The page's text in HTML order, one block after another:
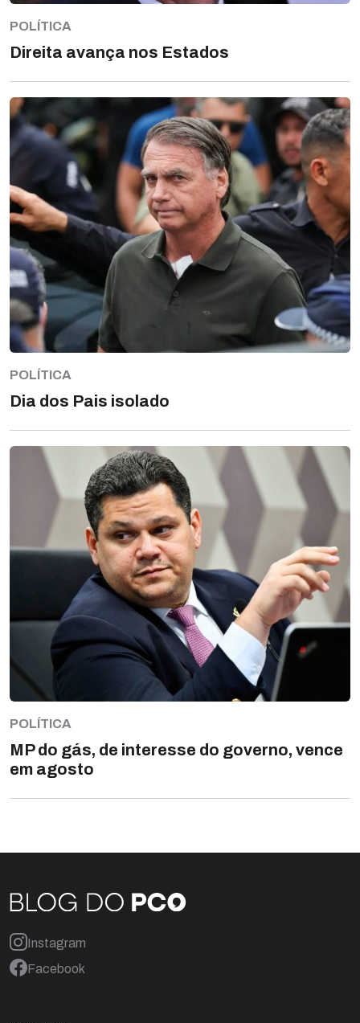
POLÍTICA
Direita avança nos Estados
POLÍTICA
Dia dos Pais isolado
POLÍTICA
MP do gás, de interesse do governo, vence
em agosto
Instagram
Facebook